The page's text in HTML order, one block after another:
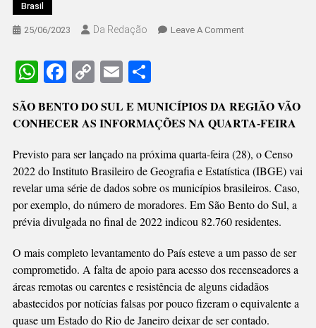
Brasil
25/06/2023 Da Redação Leave A CommentOn
DO
CENSO
WhatsApp
Facebook
CopyEmailShare
SÃO BENTO DO SUL E MUNICÍPIOS DA REGIÃO VÃO
CONHECER AS INFORMAÇÕES NA QUARTA-FEIRA
Previsto para ser lançado na próxima quarta-feira (28), o Censo
2022 do Instituto Brasileiro de Geografia e Estatística (IBGE) vai
revelar uma série de dados sobre os municípios brasileiros. Caso,
por exemplo, do número de moradores. Em São Bento do Sul, a
prévia divulgada no final de 2022 indicou 82.760 residentes.
O mais completo levantamento do País esteve a um passo de ser
comprometido. A falta de apoio para acesso dos recenseadores a
áreas remotas ou carentes e resistência de alguns cidadãos
abastecidos por notícias falsas por pouco fizeram o equivalente a
quase um Estado do Rio de Janeiro deixar de ser contado.